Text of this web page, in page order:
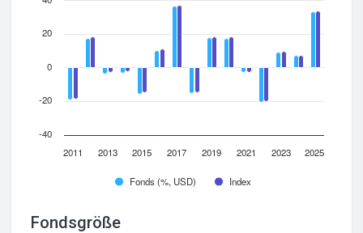
Fonds (%, USD) Index
2011 2013 2015 2017 2019 2021 2023 2025
-40
-20
0
20
Fondsgröße